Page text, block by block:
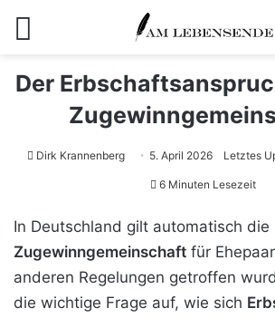
Der
Dirk Krannenberg 5. April 2026 Letztes
6 Minuten Lesezeit
In Deutschland gilt automatisch die
Zugewinngemeinschaft für
anderen Regelungen getroffen
die wichtige Frage auf, wie sich